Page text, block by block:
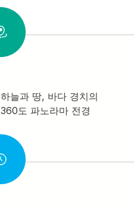
하늘과 땅, 바다 경치의
360도 파노라마 전경